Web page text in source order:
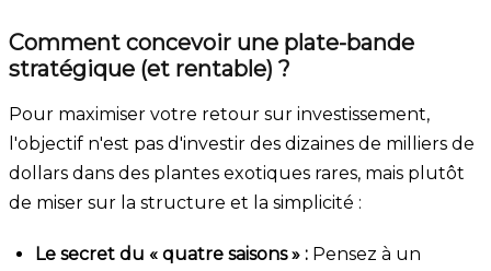
Comment concevoir une plate-bande
stratégique (et rentable) ?
Pour maximiser votre retour sur investissement,
l'objectif n'est pas d'investir des dizaines de milliers de
dollars dans des plantes exotiques rares, mais plutôt
de miser sur la structure et la simplicité :
Le secret du « quatre saisons » : Pensez à un